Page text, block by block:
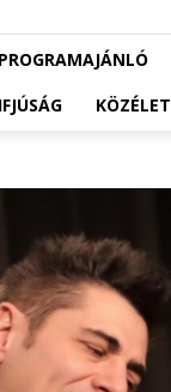
PROGRAMAJÁNLÓ
IFJÚSÁG
KÖZÉLET